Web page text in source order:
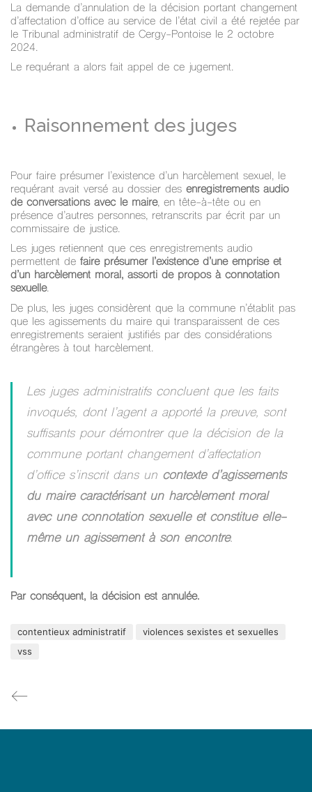
La demande d’annulation de la décision portant changement
d’affectation d’office au service de l’état civil a été rejetée par
le Tribunal administratif de Cergy-Pontoise le 2 octobre
2024.
Le requérant a alors fait appel de ce jugement.
Raisonnement des juges
Pour faire présumer l’existence d’un harcèlement sexuel, le
requérant avait versé au dossier des enregistrements audio
de conversations avec le maire, en tête-à-tête ou en
présence d’autres personnes, retranscrits par écrit par un
commissaire de justice.
Les juges retiennent que ces enregistrements audio
permettent de faire présumer l’existence d’une emprise et
d’un harcèlement moral, assorti de propos à connotation
sexuelle.
De plus, les juges considèrent que la commune n’établit pas
que les agissements du maire qui transparaissent de ces
enregistrements seraient justifiés par des considérations
étrangères à tout harcèlement.
Les juges administratifs concluent que les faits
invoqués, dont l’agent a apporté la preuve, sont
suffisants pour démontrer que la décision de la
commune portant changement d’affectation
d’office s’inscrit dans un contexte d’agissements
du maire caractérisant un harcèlement moral
avec une connotation sexuelle et constitue elle-
même un agissement à son encontre.
Par conséquent, la décision est annulée.
contentieux administratif
violences sexistes et sexuelles
vss